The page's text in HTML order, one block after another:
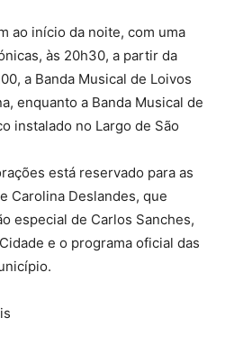
ao início da noite, com uma
às 20h30, a partir da
a Banda Musical de Loivos
enquanto a Banda Musical de
instalado no Largo de São
está reservado para as
Carolina Deslandes, que
especial de Carlos Sanches,
e o programa oficial das